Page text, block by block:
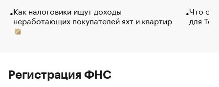
Как налоговики ищут доходы
неработающих покупателей яхт и квартир
Что
для
Регистрация ФНС